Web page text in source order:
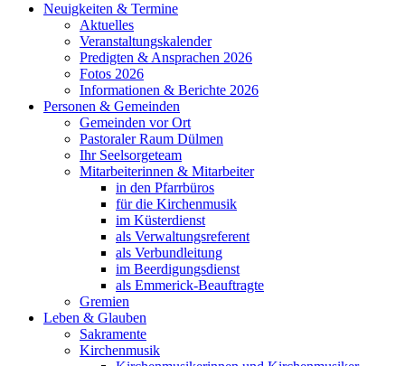
Neuigkeiten & Termine
Aktuelles
Veranstaltungskalender
Predigten & Ansprachen 2026
Fotos 2026
Informationen & Berichte 2026
Personen & Gemeinden
Gemeinden vor Ort
Pastoraler Raum Dülmen
Ihr Seelsorgeteam
Mitarbeiterinnen & Mitarbeiter
in den Pfarrbüros
für die Kirchenmusik
im Küsterdienst
als Verwaltungsreferent
als Verbundleitung
im Beerdigungsdienst
als Emmerick-Beauftragte
Gremien
Leben & Glauben
Sakramente
Kirchenmusik